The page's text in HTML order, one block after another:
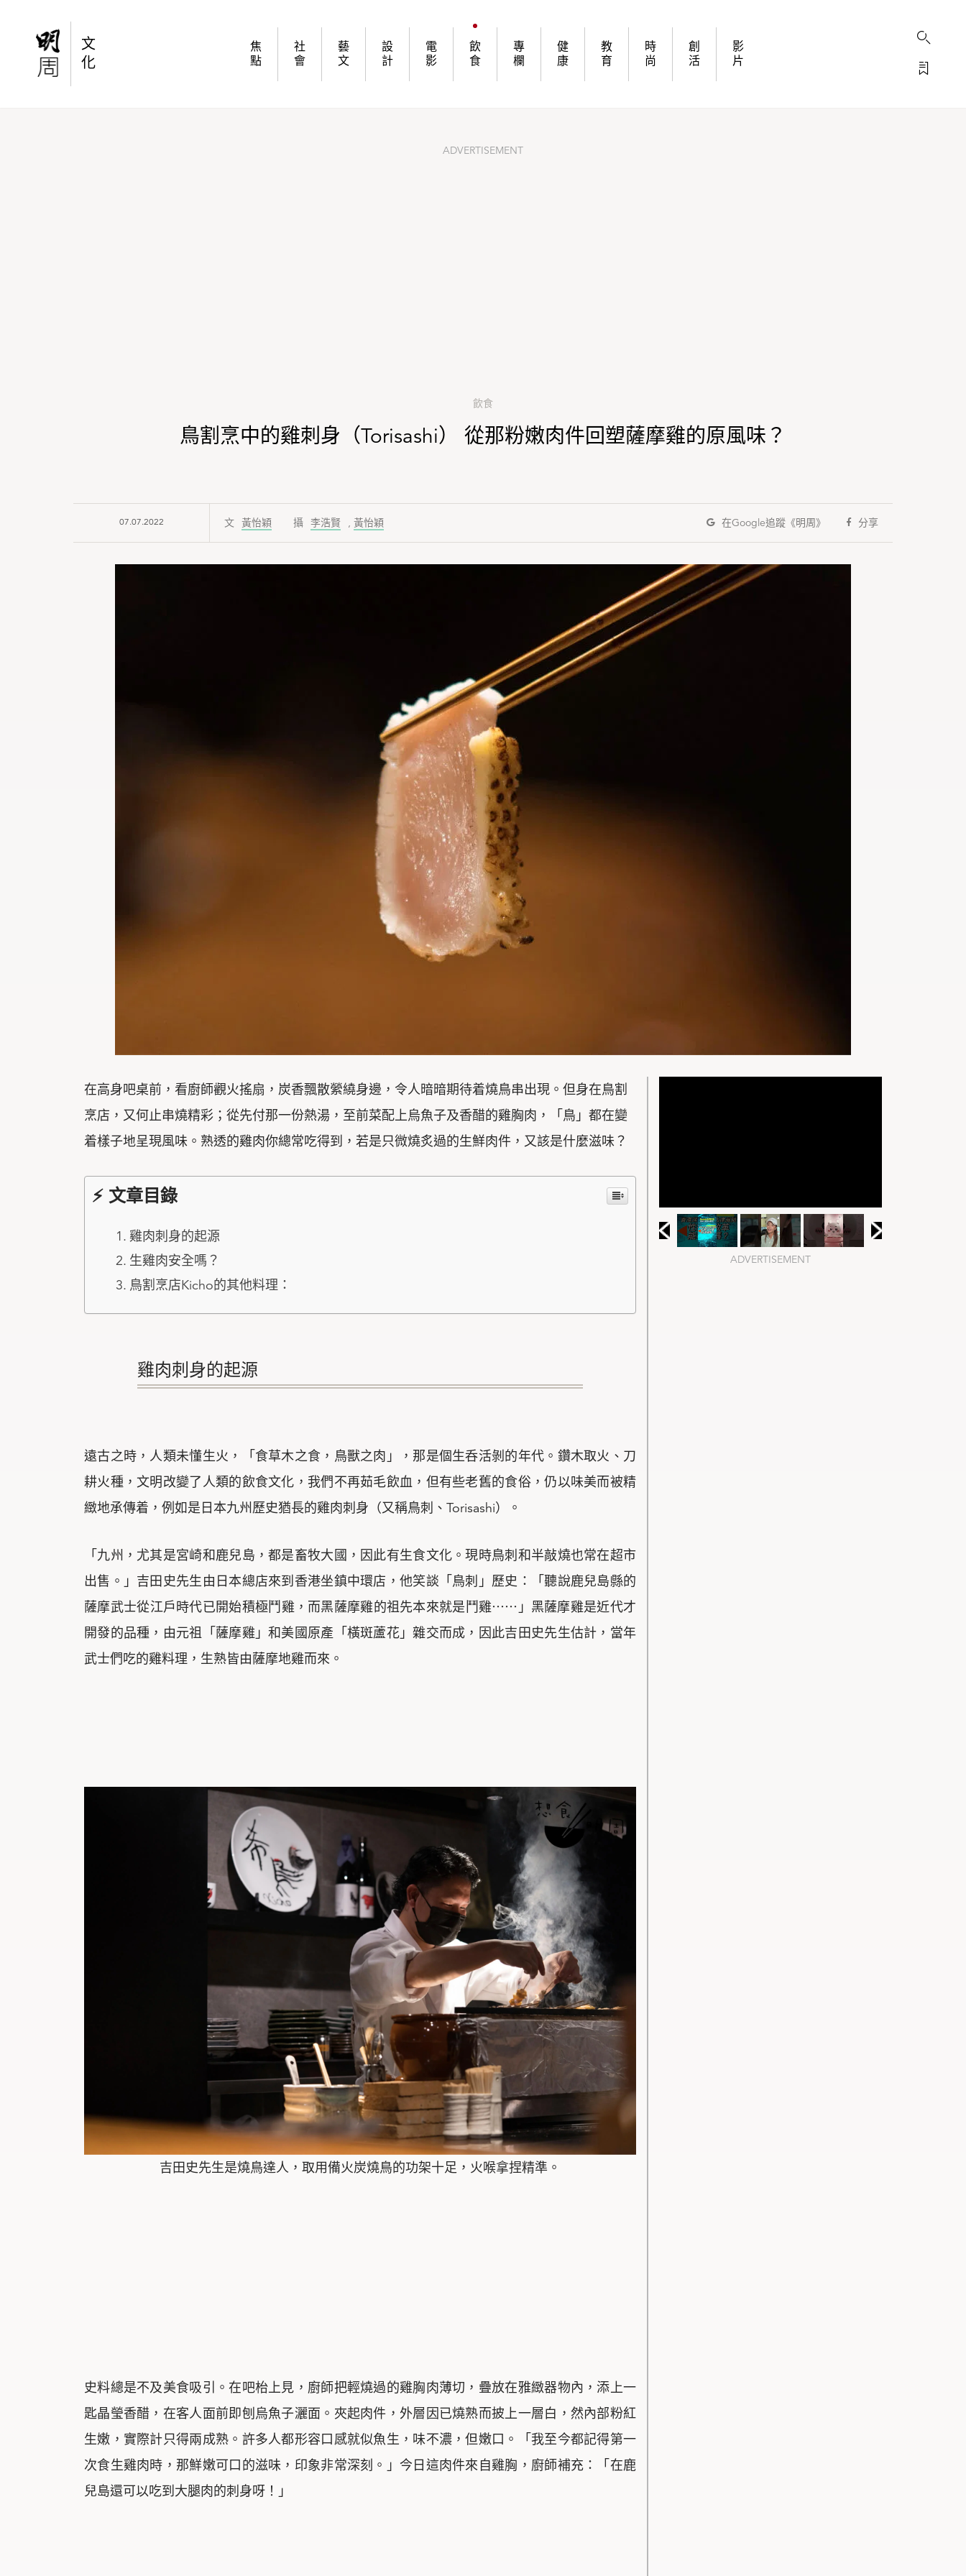
文
化
焦
點
社
會
藝
文
設
計
電
影
飲
食
專
欄
健
康
教
育
時
尚
創
活
影
片
ADVERTISEMENT
飲食
鳥割烹中的雞刺身（Torisashi） 從那粉嫩肉件回塑薩摩雞的原風味？
07.07.2022 黃怡穎 李浩賢 , 黃怡穎 在Google追蹤《明周》 分享
在高身吧桌前，看廚師觀火搖扇，炭香飄散縈繞身邊，令人暗暗期待着燒鳥串出現。但身在鳥割
烹店，又何止串燒精彩；從先付那一份熱湯，至前菜配上烏魚子及香醋的雞胸肉，「鳥」都在變
着樣子地呈現風味。熟透的雞肉你總常吃得到，若是只微燒炙過的生鮮肉件，又該是什麼滋味？
⚡ 文章目錄
雞肉刺身的起源
生雞肉安全嗎？
鳥割烹店Kicho的其他料理：
雞肉刺身的起源
遠古之時，人類未懂生火，「食草木之食，鳥獸之肉」，那是個生呑活剝的年代。鑽木取火、刀
耕火種，文明改變了人類的飲食文化，我們不再茹毛飲血，但有些老舊的食俗，仍以味美而被精
緻地承傳着，例如是日本九州歷史猶長的雞肉刺身（又稱鳥刺、Torisashi）。
「九州，尤其是宮崎和鹿兒島，都是畜牧大國，因此有生食文化。現時鳥刺和半敲燒也常在超市
出售。」吉田史先生由日本總店來到香港坐鎮中環店，他笑談「鳥刺」歷史：「聽說鹿兒島縣的
薩摩武士從江戶時代已開始積極鬥雞，而黑薩摩雞的祖先本來就是鬥雞⋯⋯」黑薩摩雞是近代才
開發的品種，由元祖「薩摩雞」和美國原產「橫斑蘆花」雜交而成，因此吉田史先生估計，當年
武士們吃的雞料理，生熟皆由薩摩地雞而來。
吉田史先生是燒鳥達人，取用備火炭燒鳥的功架十足，火喉拿捏精準。
史料總是不及美食吸引。在吧枱上見，廚師把輕燒過的雞胸肉薄切，疊放在雅緻器物內，添上一
匙晶瑩香醋，在客人面前即刨烏魚子灑面。夾起肉件，外層因已燒熟而披上一層白，然內部粉紅
生嫩，實際計只得兩成熟。許多人都形容口感就似魚生，味不濃，但嫩口。「我至今都記得第一
次食生雞肉時，那鮮嫩可口的滋味，印象非常深刻。」今日這肉件來自雞胸，廚師補充：「在鹿
兒島還可以吃到大腿肉的刺身呀！」
ADVERTISEMENT